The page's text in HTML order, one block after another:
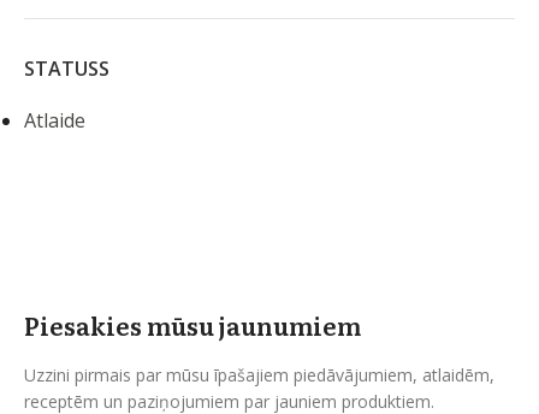
STATUSS
Atlaide
Piesakies mūsu jaunumiem
Uzzini pirmais par mūsu īpašajiem piedāvājumiem, atlaidēm,
receptēm un paziņojumiem par jauniem produktiem.